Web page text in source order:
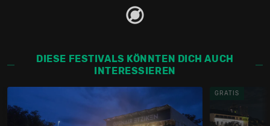
DIESE FESTIVALS KÖNNTEN DICH AUCH
INTERESSIEREN
GRATIS